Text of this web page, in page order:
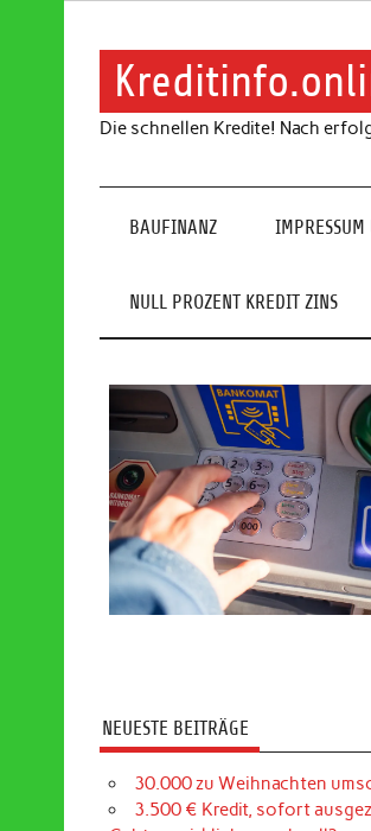
Die schnellen Kredite! Nach
BAUFINANZ IMPRESSUM
NULL PROZENT KREDIT ZINS
NEUESTE BEITRÄGE
30.000 zu Weihnachten
3.500 € Kredit, sofort